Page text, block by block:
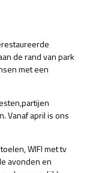
de rand van park
met een
Vanaf april is ons
WIFI met tv
avonden en